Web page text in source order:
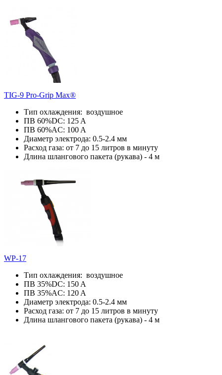
TIG-9 Pro-Grip Max®
Тип охлаждения: воздушное
ПВ 60%DC: 125 A
ПВ 60%AC: 100 A
Диаметр электрода: 0.5-2.4 мм
Расход газа: от 7 до 15 литров в минуту
Длина шлангового пакета (рукава) - 4 м
WP-17
Тип охлаждения: воздушное
ПВ 35%DC: 150 A
ПВ 35%AC: 120 A
Диаметр электрода: 0.5-2.4 мм
Расход газа: от 7 до 15 литров в минуту
Длина шлангового пакета (рукава) - 4 м